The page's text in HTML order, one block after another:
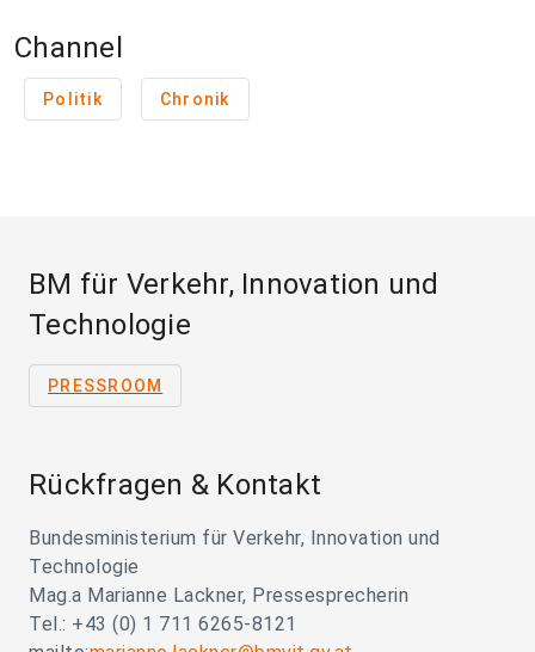
Channel
Politik Chronik
BM für Verkehr, Innovation und
Technologie
PRESSROOM
Rückfragen & Kontakt
Bundesministerium für Verkehr, Innovation und
Technologie
Mag.a Marianne Lackner, Pressesprecherin
Tel.: +43 (0) 1 711 6265-8121